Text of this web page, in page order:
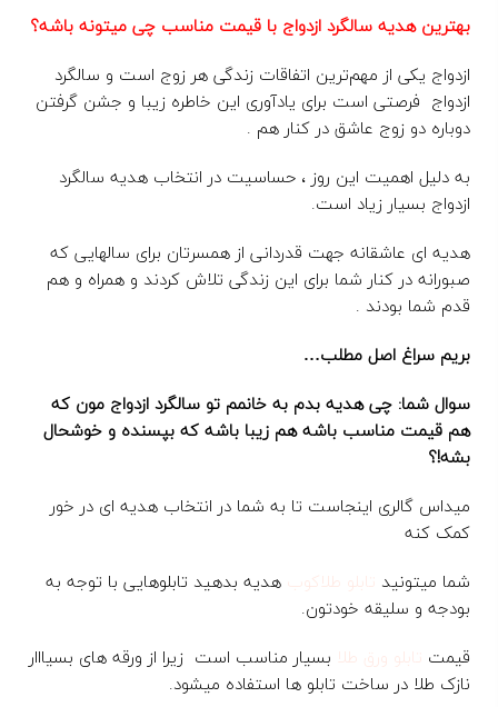
بهترین هدیه سالگرد ازدواج با قیمت مناسب چی میتونه باشه؟
ازدواج یکی از مهم‌ترین اتفاقات زندگی هر زوج است و سالگرد
ازدواج فرصتی است برای یادآوری این خاطره زیبا و جشن گرفتن
دوباره دو زوج عاشق در کنار هم .
به دلیل اهمیت این روز ، حساسیت در انتخاب هدیه سالگرد
ازدواج بسیار زیاد است.
هدیه ای عاشقانه جهت قدردانی از همسرتان برای سالهایی که
صبورانه در کنار شما برای این زندگی تلاش کردند و همراه و هم
قدم شما بودند .
بریم سراغ اصل مطلب…
سوال شما: چی هدیه بدم به خانمم تو سالگرد ازدواج مون که
هم قیمت مناسب باشه هم زیبا باشه که بپسنده و خوشحال
بشه!؟
میداس گالری اینجاست تا به شما در انتخاب هدیه ای در خور
کمک کنه
شما میتونید تابلو طلاکوب هدیه بدهید تابلوهایی با توجه به
بودجه و سلیقه خودتون.
قیمت تابلو ورق طلا بسیار مناسب است زیرا از ورقه های بسیااار
نازک طلا در ساخت تابلو ها استفاده میشود.